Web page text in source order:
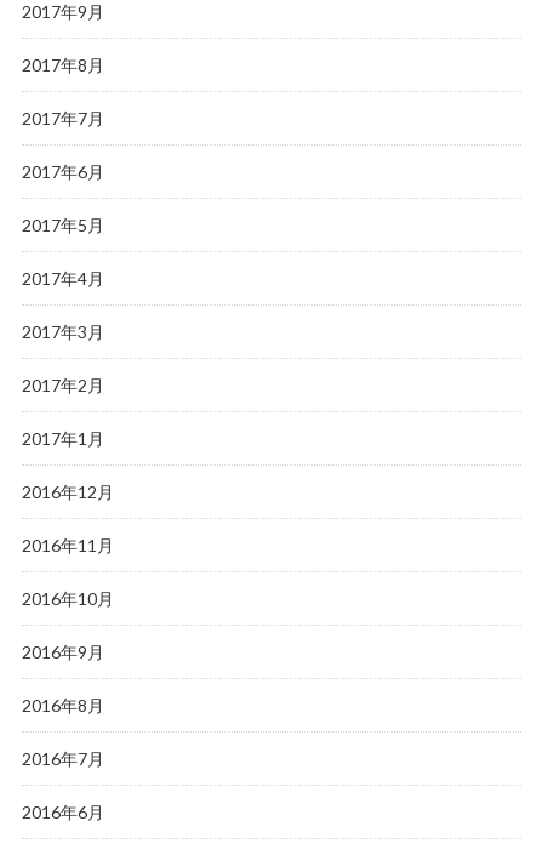
2017年9月
2017年8月
2017年7月
2017年6月
2017年5月
2017年4月
2017年3月
2017年2月
2017年1月
2016年12月
2016年11月
2016年10月
2016年9月
2016年8月
2016年7月
2016年6月